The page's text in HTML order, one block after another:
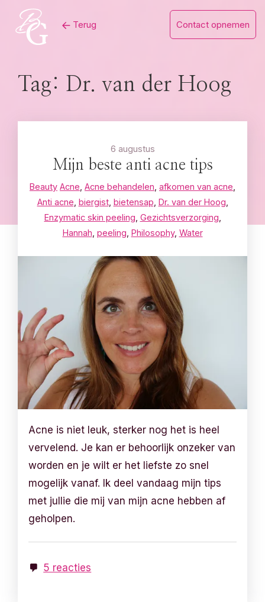
content
Terug Contact opnemen
Tag: Dr. van der Hoog
6 augustus
Mijn beste anti acne tips
Beauty Acne Acne behandelen afkomen van acne
Anti acne biergist, bietensap Dr. van der Hoog
Enzymatic skin peeling Gezichtsverzorging
Hannah peeling Philosophy, Water
Acne is niet leuk, sterker nog het is heel
vervelend. Je kan er behoorlijk onzeker van
worden en je wilt er het liefste zo snel
mogelijk vanaf. Ik deel vandaag mijn tips
met jullie die mij van mijn acne hebben af
geholpen.
5 reacties